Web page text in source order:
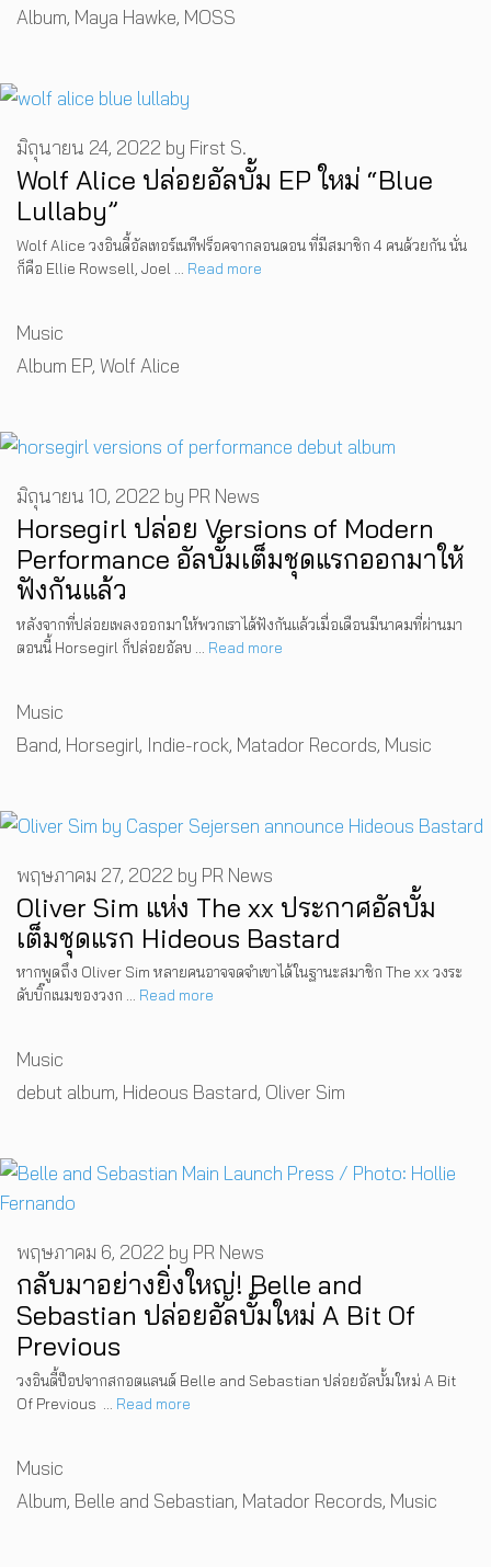
Tags
Album, Maya Hawke, MOSS
Wolf Alice ปล่อยอัลบั้ม EP ใหม่ “Blue
Lullaby”
มิถุนายน 24, 2022 by First S.
Wolf Alice วงอินดี้อัลเทอร์เนทีฟร็อคจากลอนดอน ที่มีสมาชิก 4 คนด้วยกัน นั่น
ก็คือ Ellie Rowsell, Joel … Read more
Categories
Music
Tags
Album EP, Wolf Alice
Horsegirl ปล่อย Versions of Modern
Performance อัลบั้มเต็มชุดแรกออกมาให้
ฟังกันแล้ว
มิถุนายน 10, 2022 by PR News
หลังจากที่ปล่อยเพลงออกมาให้พวกเราได้ฟังกันแล้วเมื่อเดือนมีนาคมที่ผ่านมา
ตอนนี้ Horsegirl ก็ปล่อยอัลบ … Read more
Categories
Music
Tags
Band, Horsegirl, Indie-rock, Matador Records, Music
Oliver Sim แห่ง The xx ประกาศอัลบั้ม
เต็มชุดแรก Hideous Bastard
พฤษภาคม 27, 2022 by PR News
หากพูดถึง Oliver Sim หลายคนอาจจดจำเขาได้ในฐานะสมาชิก The xx วงระ
ดับบิ๊กเนมของวงก … Read more
Categories
Music
Tags
debut album, Hideous Bastard, Oliver Sim
กลับมาอย่างยิ่งใหญ่! Belle and
Sebastian ปล่อยอัลบั้มใหม่ A Bit Of
Previous
พฤษภาคม 6, 2022 by PR News
วงอินดี้ป็อปจากสกอตแลนด์ Belle and Sebastian ปล่อยอัลบั้มใหม่ A Bit
Of Previous … Read more
Categories
Music
Tags
Album, Belle and Sebastian, Matador Records, Music